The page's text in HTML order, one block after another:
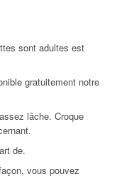
sont adultes est
gratuitement notre
lâche. Croque
de.
vous pouvez